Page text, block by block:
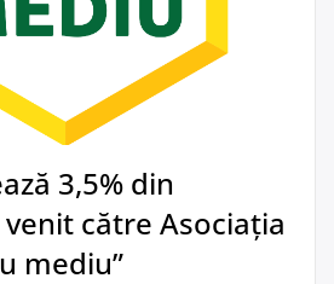
3,5% din
către Asociația
mediu”